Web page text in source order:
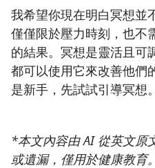
我希望你現在明白冥想並
僅僅限於壓力時刻，也不
的結果。冥想是靈活且可
都可以使用它來改善他們
是新手，先試試引導冥想
*本文內容由 AI 從英文原
或遺漏，僅用於健康教育